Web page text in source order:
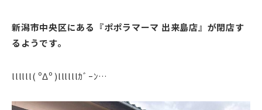
新潟市中央区にある『ポポラマーマ 出来島店』が閉店す
るようです。
llllll( ºΔº )llllllｶﾞｰﾝ…